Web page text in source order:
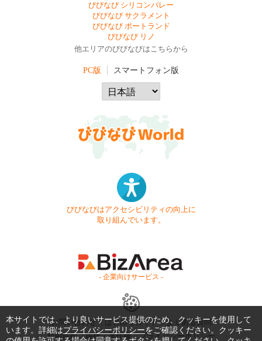
びびなび シリコンバレー
びびなび サクラメント
びびなび ポートランド
びびなび リノ
他エリアのびびなびはこちらから
PC版 スマートフォン版
びびなびはアクセシビリティの向上に
取り組んでいます。
- 企業向けサービス -
お問い合わせ はじめてガイド
よくある質問
利用規約
商標・著作権 プライバシーポリシー
本サイトでは、より良いサービス提供のため、クッキーを使用して
います。詳細はプライバシーポリシーをご確認ください。クッキー